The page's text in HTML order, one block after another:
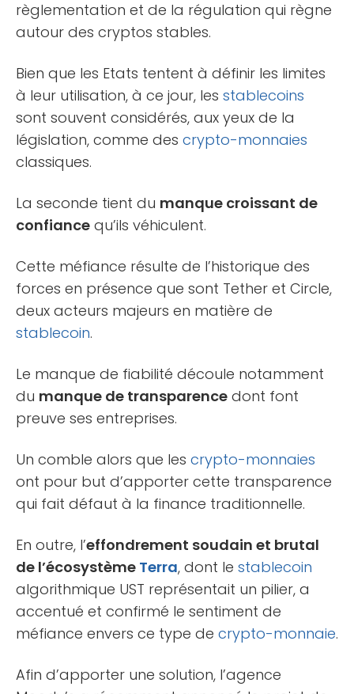
règlementation et de la régulation qui règne
autour des cryptos stables.
Bien que les Etats tentent à définir les limites
à leur utilisation, à ce jour, les stablecoins
sont souvent considérés, aux yeux de la
législation, comme des crypto-monnaies
classiques.
La seconde tient du manque croissant de
confiance qu’ils véhiculent.
Cette méfiance résulte de l’historique des
forces en présence que sont Tether et Circle,
deux acteurs majeurs en matière de
stablecoin.
Le manque de fiabilité découle notamment
du manque de transparence dont font
preuve ses entreprises.
Un comble alors que les crypto-monnaies
ont pour but d’apporter cette transparence
qui fait défaut à la finance traditionnelle.
En outre, l’effondrement soudain et brutal
de l’écosystème Terra, dont le stablecoin
algorithmique UST représentait un pilier, a
accentué et confirmé le sentiment de
méfiance envers ce type de crypto-monnaie.
Afin d’apporter une solution, l’agence